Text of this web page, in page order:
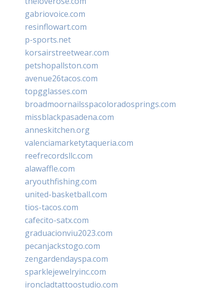
gabriovoice.com
resinflowart.com
p-sports.net
korsairstreetwear.com
petshopallston.com
avenue26tacos.com
topgglasses.com
broadmoornailsspacoloradosprings.com
missblackpasadena.com
anneskitchen.org
valenciamarketytaqueria.com
reefrecordsllc.com
alawaffle.com
aryouthfishing.com
united-basketball.com
tios-tacos.com
cafecito-satx.com
graduacionviu2023.com
pecanjackstogo.com
zengardendayspa.com
sparklejewelryinc.com
ironcladtattoostudio.com